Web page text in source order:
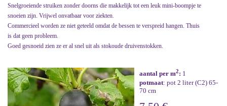
Snelgroeiende struiken zonder doorns die makkelijk tot een leuk mini-boompje te
snoeien zijn. Vrijwel onvatbaar voor ziekten.
Commercieel worden ze niet geteeld omdat de bessen te verspreid hangen. Thuis
is dat geen probleem.
Goed gesnoeid zien ze er al snel uit als stokoude druivenstokken.
aantal per m2: 1
potmaat: pot 2 liter (C2) 65-
70 cm